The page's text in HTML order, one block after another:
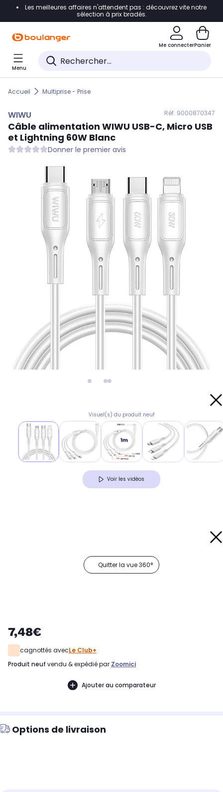
Accéder directement à la navigation
Accéder directement au pied de page
Accéder directement au chatbot
Les meilleures affaires n'attendent pas : découvrez vite notre
sélection à prix bradés.
Me connecterPanier
Menu
Accueil Multiprise - Prise
WIWU Réf. 9000870347
Câble alimentation WIWU USB-C, Micro USB
et Lightning 60W Blanc
Donner le premier avis
Visuel(s) du produit neuf
Voir les vidéos
Quitter la vue 360°
7,48€
cagnottés avecLe Club+
produit neuf vendu & expédié par Zoomici
Ajouter au comparateur
Options de livraison